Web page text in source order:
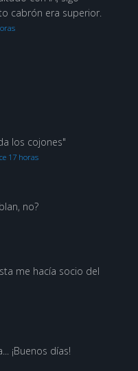
cabrón era superior.
los cojones"
17 horas
no?
me hacía socio del
¡Buenos días!